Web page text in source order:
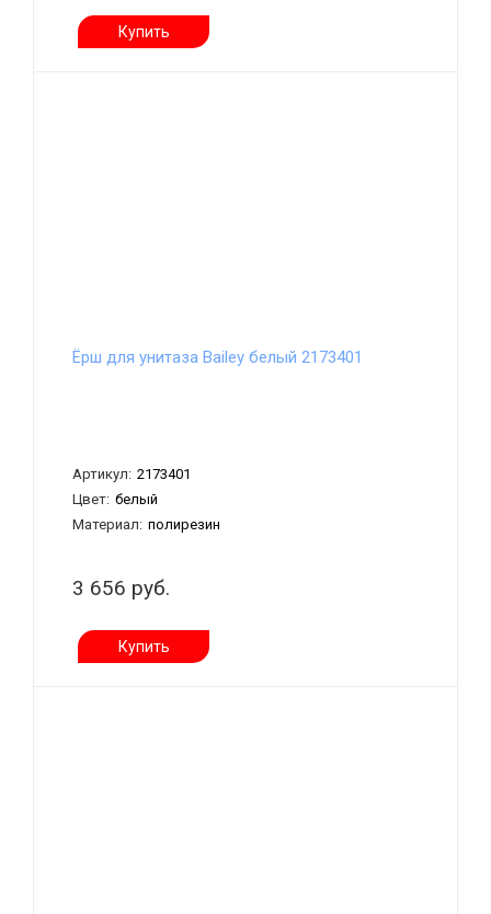
Купить
Ёрш для унитаза Bailey белый 2173401
Артикул: 2173401
Цвет: белый
Материал: полирезин
3 656 руб.
Купить